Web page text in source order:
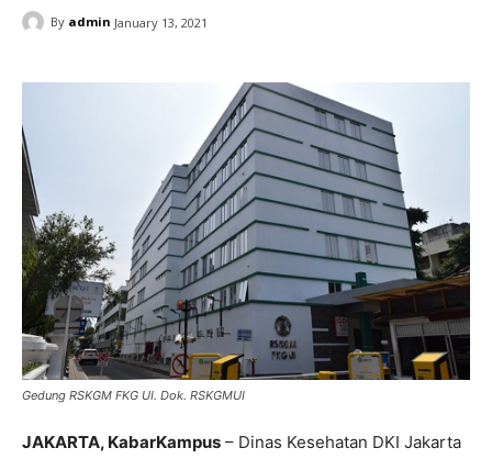
By admin January 13, 2021
Gedung RSKGM FKG UI. Dok. RSKGMUI
JAKARTA, KabarKampus – Dinas Kesehatan DKI Jakarta